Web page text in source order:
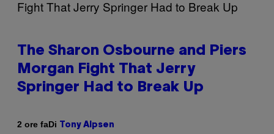
The Sharon Osbourne and Piers
Morgan Fight That Jerry
Springer Had to Break Up
2 ore faDi Tony Alpsen